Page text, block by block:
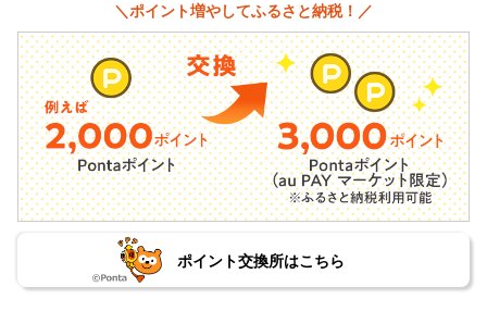
＼ポイント増やしてふるさと納税！／
ポイント交換所はこちら